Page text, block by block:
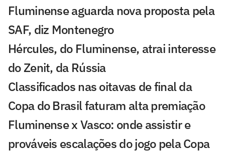
Fluminense aguarda nova proposta pela
SAF, diz Montenegro
Hércules, do Fluminense, atrai interesse
do Zenit, da Rússia
Classificados nas oitavas de final da
Copa do Brasil faturam alta premiação
Fluminense x Vasco: onde assistir e
prováveis escalações do jogo pela Copa